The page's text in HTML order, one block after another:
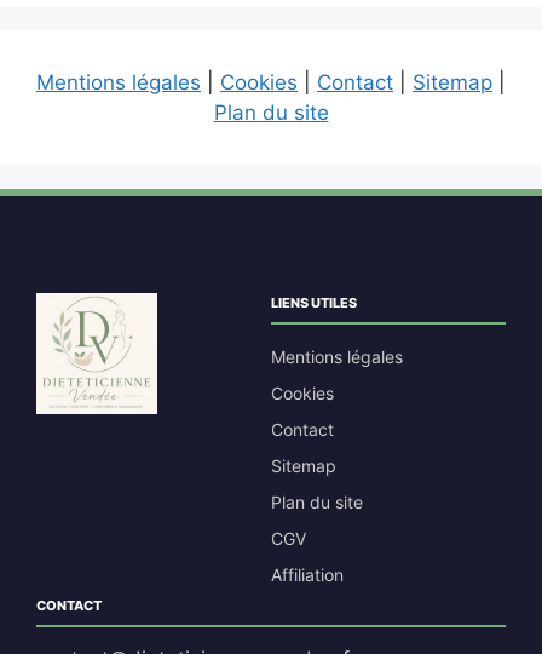
Mentions légales Cookies Contact Sitemap
Plan du site
LIENS UTILES
Mentions légales
Cookies
Contact
Sitemap
Plan du site
CGV
Affiliation
CONTACT